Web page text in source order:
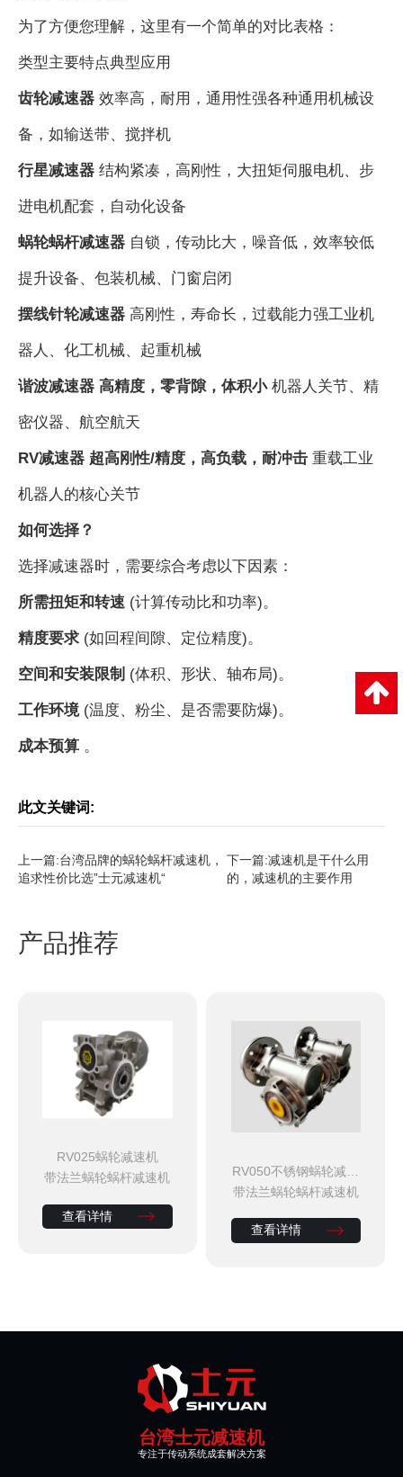
为了方便您理解，这里有一个简单的对比表格：
类型主要特点典型应用
齿轮减速器效率高，耐用，通用性强各种通用机械设
备，如输送带、搅拌机
行星减速器结构紧凑，高刚性，大扭矩伺服电机、步
进电机配套，自动化设备
蜗轮蜗杆减速器自锁，传动比大，噪音低，效率较低
提升设备、包装机械、门窗启闭
摆线针轮减速器高刚性，寿命长，过载能力强工业机
器人、化工机械、起重机械
谐波减速器 高精度，零背隙，体积小机器人关节、精
密仪器、航空航天
RV减速器 超高刚性/精度，高负载，耐冲击重载工业
机器人的核心关节
如何选择？
选择减速器时，需要综合考虑以下因素：
所需扭矩和转速 (计算传动比和功率)。
精度要求(如回程间隙、定位精度)。
空间和安装限制 (体积、形状、轴布局)。
工作环境(温度、粉尘、是否需要防爆)。
成本预算。
此文关键词:
上一篇:台湾品牌的蜗轮蜗杆减速机，
追求性价比选”士元减速机“
下一篇:减速机是干什么用
的，减速机的主要作用
产品推荐
RV025蜗轮减速机
带法兰蜗轮蜗杆减速机
查看详情
RV050不锈钢蜗轮减速
机
带法兰蜗轮蜗杆减速机
查看详情
台湾士元减速机
专注于传动系统成套解决方案